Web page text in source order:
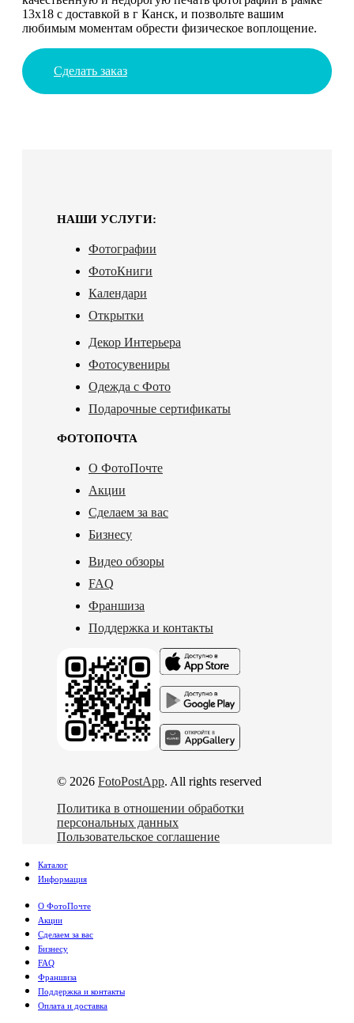
13х18 с доставкой в г Канск, и позвольте вашим
любимым моментам обрести физическое воплощение.
Сделать заказ
НАШИ УСЛУГИ:
Фотографии
ФотоКниги
Календари
Открытки
Декор Интерьера
Фотосувениры
Одежда с Фото
Подарочные сертификаты
ФОТОПОЧТА
О ФотоПочте
Акции
Сделаем за вас
Бизнесу
Видео обзоры
FAQ
Франшиза
Поддержка и контакты
© 2026 FotoPostApp. All rights reserved
Политика в отношении обработки
персональных данных
Пользовательское соглашение
Каталог
Информация
О ФотоПочте
Акции
Сделаем за вас
Бизнесу
FAQ
Франшиза
Поддержка и контакты
Оплата и доставка